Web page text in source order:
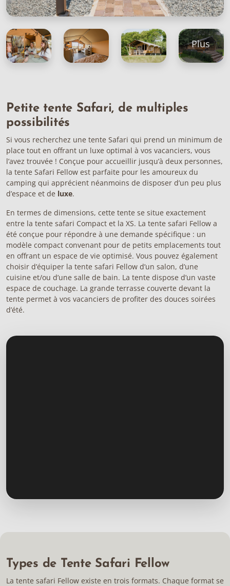
Plus
Petite tente Safari, de multiples
possibilités
Si vous recherchez une tente Safari qui prend un minimum de
place tout en offrant un luxe optimal à vos vacanciers, vous
l’avez trouvée ! Conçue pour accueillir jusqu’à deux personnes,
la tente Safari Fellow est parfaite pour les amoureux du
camping qui apprécient néanmoins de disposer d’un peu plus
d’espace et de luxe.
En termes de dimensions, cette tente se situe exactement
entre la tente safari Compact et la XS. La tente safari Fellow a
été conçue pour répondre à une demande spécifique : un
modèle compact convenant pour de petits emplacements tout
en offrant un espace de vie optimisé. Vous pouvez également
choisir d’équiper la tente safari Fellow d’un salon, d’une
cuisine et/ou d’une salle de bain. La tente dispose d’un vaste
espace de couchage. La grande terrasse couverte devant la
tente permet à vos vacanciers de profiter des douces soirées
d’été.
Types de Tente Safari Fellow
La tente safari Fellow existe en trois formats. Chaque format se